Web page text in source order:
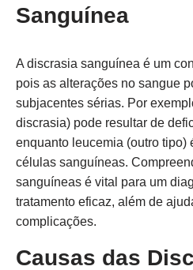
Sanguínea
A discrasia sanguínea é um
pois as alterações no sangue
subjacentes sérias. Por
discrasia) pode resultar de
enquanto leucemia (outro tipo)
células sanguíneas.
sanguíneas é vital para um
tratamento eficaz, além de
complicações.
Causas das